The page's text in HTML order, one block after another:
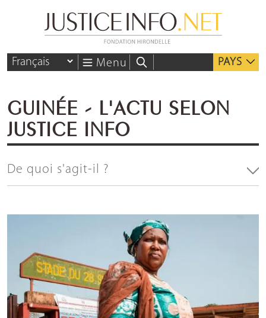
Menu PAYS
GUINÉE - L'ACTU SELON
JUSTICE INFO
De quoi s'agit-il ?